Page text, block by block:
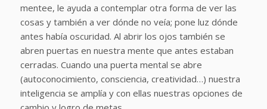
mentee, le ayuda a contemplar otra forma de ver las
cosas y también a ver dónde no veía; pone luz dónde
antes había oscuridad. Al abrir los ojos también se
abren puertas en nuestra mente que antes estaban
cerradas. Cuando una puerta mental se abre
(autoconocimiento, consciencia, creatividad…) nuestra
inteligencia se amplía y con ellas nuestras opciones de